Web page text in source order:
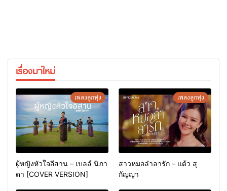
เรื่องมาใหม่
เพลงลูกทุ่ง
ผู้หญิงหัวใจอีสาน – เบลล์ นิภา
ดา [COVER VERSION]
เพลงลูกทุ่ง
สาวหมอลำลารัก – แต้ว สุ
กัญญา